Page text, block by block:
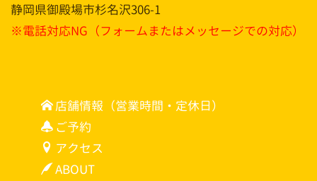
静岡県御殿場市杉名沢306-1
※電話対応NG（フォームまたはメッセージでの対応）
店舗情報（営業時間・定休日）
ご予約
アクセス
ABOUT